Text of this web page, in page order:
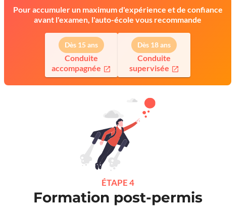
Pour accumuler un maximum d'expérience et de confiance
avant l'examen, l'auto-école vous recommande
Dès 15 ans
Conduite
accompagnée
Dès 18 ans
Conduite
supervisée
ÉTAPE 4
Formation post-permis